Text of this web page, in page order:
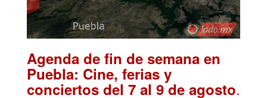
Agenda de fin de semana en
Puebla: Cine, ferias y
conciertos del 7 al 9 de agosto.